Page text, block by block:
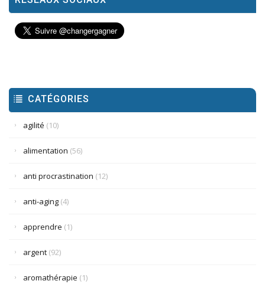
CATÉGORIES
agilité (10)
alimentation (56)
anti procrastination (12)
anti-aging (4)
apprendre (1)
argent (92)
aromathérapie (1)